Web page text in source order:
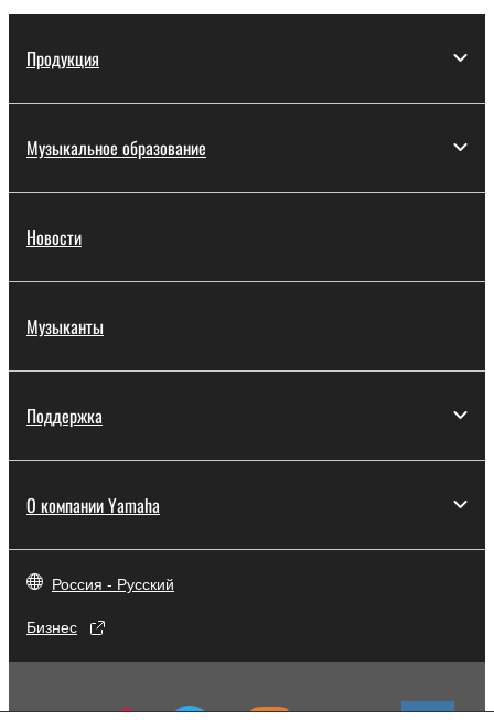
Продукция
Музыкальное образование
Новости
Музыканты
Поддержка
О компании Yamaha
Россия - Русский
Бизнес